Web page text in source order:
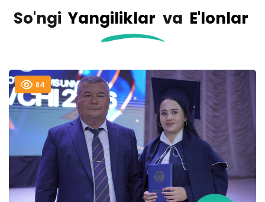
So'ngi Yangiliklar va E'lonlar
84